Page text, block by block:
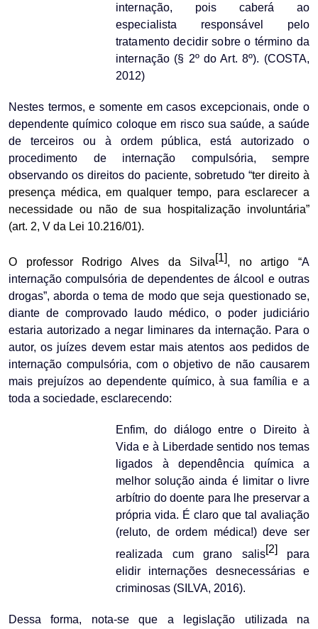
internação, pois caberá ao
especialista responsável pelo
tratamento decidir sobre o término da
internação (§ 2º do Art. 8º). (COSTA,
2012)
Nestes termos, e somente em casos excepcionais, onde o
dependente químico coloque em risco sua saúde, a saúde
de terceiros ou à ordem pública, está autorizado o
procedimento de internação compulsória, sempre
observando os direitos do paciente, sobretudo “ter direito à
presença médica, em qualquer tempo, para esclarecer a
necessidade ou não de sua hospitalização involuntária”
(art. 2, V da Lei 10.216/01).
O professor Rodrigo Alves da Silva[1], no artigo “A
internação compulsória de dependentes de álcool e outras
drogas”, aborda o tema de modo que seja questionado se,
diante de comprovado laudo médico, o poder judiciário
estaria autorizado a negar liminares da internação. Para o
autor, os juízes devem estar mais atentos aos pedidos de
internação compulsória, com o objetivo de não causarem
mais prejuízos ao dependente químico, à sua família e a
toda a sociedade, esclarecendo:
Enfim, do diálogo entre o Direito à
Vida e à Liberdade sentido nos temas
ligados à dependência química a
melhor solução ainda é limitar o livre
arbítrio do doente para lhe preservar a
própria vida. É claro que tal avaliação
(reluto, de ordem médica!) deve ser
realizada cum grano salis[2]para
elidir internações desnecessárias e
criminosas (SILVA, 2016).
Dessa forma, nota-se que a legislação utilizada na